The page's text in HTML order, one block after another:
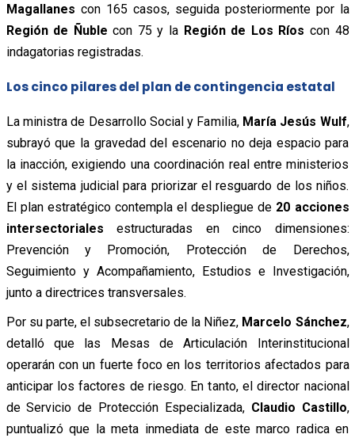
Magallanes con 165 casos, seguida posteriormente por la
Región de Ñuble con 75 y la Región de Los Ríos con 48
indagatorias registradas.
Los cinco pilares del plan de contingencia estatal
La ministra de Desarrollo Social y Familia, María Jesús Wulf,
subrayó que la gravedad del escenario no deja espacio para
la inacción, exigiendo una coordinación real entre ministerios
y el sistema judicial para priorizar el resguardo de los niños.
El plan estratégico contempla el despliegue de 20 acciones
intersectoriales estructuradas en cinco dimensiones:
Prevención y Promoción, Protección de Derechos,
Seguimiento y Acompañamiento, Estudios e Investigación,
junto a directrices transversales.
Por su parte, el subsecretario de la Niñez, Marcelo Sánchez,
detalló que las Mesas de Articulación Interinstitucional
operarán con un fuerte foco en los territorios afectados para
anticipar los factores de riesgo. En tanto, el director nacional
de Servicio de Protección Especializada, Claudio Castillo,
puntualizó que la meta inmediata de este marco radica en